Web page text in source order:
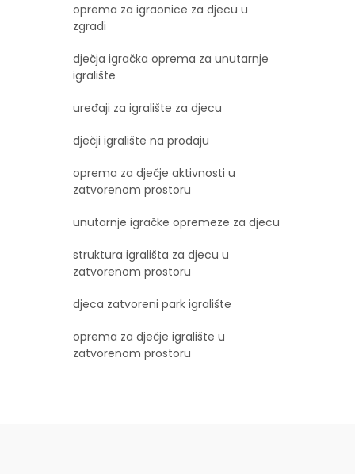
oprema za igraonice za djecu u
zgradi
dječja igračka oprema za unutarnje
igralište
uređaji za igralište za djecu
dječji igralište na prodaju
oprema za dječje aktivnosti u
zatvorenom prostoru
unutarnje igračke opremeze za djecu
struktura igrališta za djecu u
zatvorenom prostoru
djeca zatvoreni park igralište
oprema za dječje igralište u
zatvorenom prostoru